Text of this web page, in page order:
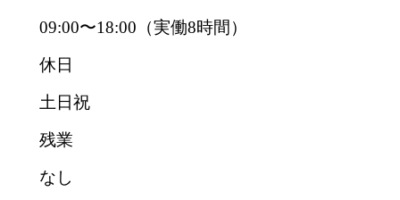
09:00〜18:00（実働8時間）
休日
土日祝
残業
なし